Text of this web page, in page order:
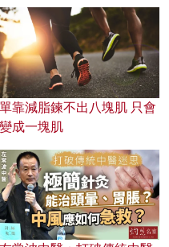
單靠減脂鍊不出八塊肌 只會
變成一塊肌